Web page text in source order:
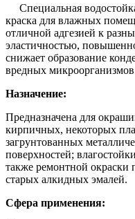
Специальная
краска для влажных
отличной адгезией к
эластичностью,
снижает образование
вредных
Назначение:
Предназначена для
кирпичных, некоторых
загрунтованных
поверхностей;
также ремонтной окраски
старых алкидных эмалей.
Сфера применения: